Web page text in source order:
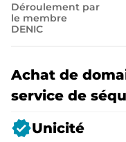
Déroulement par
le membre
DENIC
Achat de
service de
verifiedUnicité